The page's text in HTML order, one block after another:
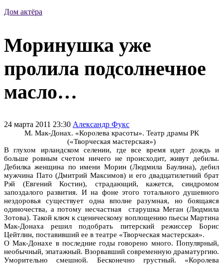
Дом актёра
Моринушка уже
пролила подсолнечное
масло…
24 марта 2011 23:30 Александр Фукс
М. Мак-Донах. «Королева красоты». Театр драмы РК
(«Творческая мастерская»)
В глухом ирландском селении, где все время идет дождь и
больше ровным счетом ничего не происходит, живут дебилы.
Дебилка женщина по имени Морин (Людмила Баулина), дебил
мужчина Пато (Дмитрий Максимов) и его двадцатилетний брат
Рэй (Евгений Костин), страдающий, кажется, синдромом
запоздалого развития. И на фоне этого тотального душевного
нездоровья существует одна вполне разумная, но боящаяся
одиночества, а потому несчастная старушка Меган (Людмила
Зотова). Такой ключ к сценическому воплощению пьесы Мартина
Мак-Донаха решил подобрать питерский режиссер Борис
Цейтлин, поставивший ее в театре «Творческая мастерская».
О Мак-Донахе в последние годы говорено много. Популярный,
необычный, эпатажный. Взорвавший современную драматургию.
Уморительно смешной. Бесконечно грустный. «Королева